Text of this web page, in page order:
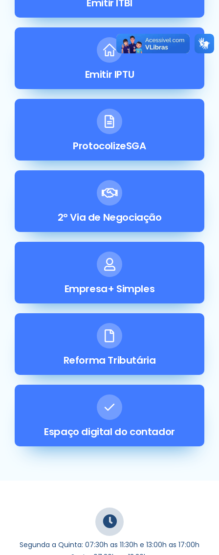
Emitir IPTU
ProtocolizeSGA
2° Via de Negociação
Empresa+ Simples
Reforma Tributária
Espaço digital do contador
Segunda a Quinta: 07:30h as 11:30h e 13:00h as 17:00h